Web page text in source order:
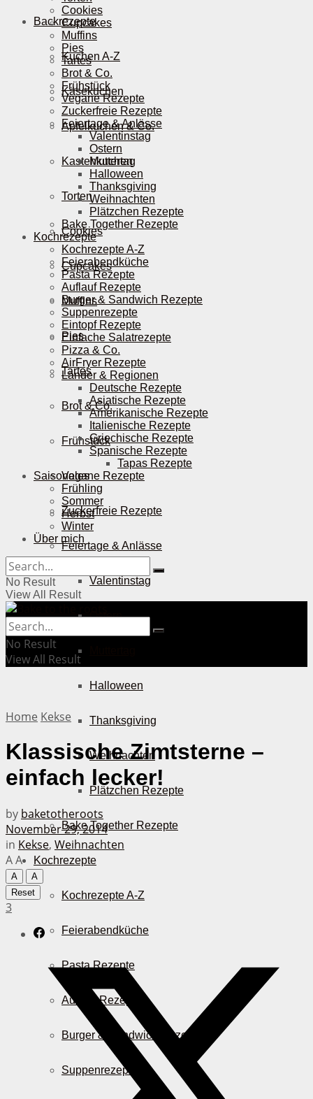
Backrezepte
Kuchen A-Z
Käsekuchen
Apfelkuchen & Co.
Kastenkuchen
Torten
Cookies
Cupcakes
Muffins
Pies
Tartes
Brot & Co.
Frühstück
Vegane Rezepte
Zuckerfreie Rezepte
Feiertage & Anlässe
Valentinstag
Ostern
Halloween
Thanksgiving
Weihnachten
Plätzchen Rezepte
Bake Together Rezepte
Kochrezepte
Kochrezepte A-Z
Feierabendküche
Pasta Rezepte
Auflauf Rezepte
Burger & Sandwich Rezepte
Suppenrezepte
Cookies
Cupcakes
Muffins
Pies
Tartes
Brot & Co.
Frühstück
Vegane Rezepte
Zuckerfreie Rezepte
Feiertage & Anlässe
Valentinstag
Ostern
Muttertag
Halloween
Thanksgiving
Weihnachten
Plätzchen Rezepte
Bake Together Rezepte
Kochrezepte
Kochrezepte A-Z
Feierabendküche
Pasta Rezepte
Auflauf Rezepte
Burger & Sandwich Rezepte
Suppenrezepte
Eintopf Rezepte
Einfache Salatrezepte
Pizza & Co.
AirFryer Rezepte
Länder & Regionen
Deutsche Rezepte
Asiatische Rezepte
Amerikanische Rezepte
Italienische Rezepte
Griechische Rezepte
Spanische Rezepte
Tapas Rezepte
Saisonales
Frühling
Sommer
Herbst
Winter
Über mich
No Result
View All Result
No Result
View All Result
Home Kekse
Klassische Zimtsterne –
einfach lecker!
by baketotheroots
November 29, 2014
in Kekse, Weihnachten
AA
A
A
Reset
3